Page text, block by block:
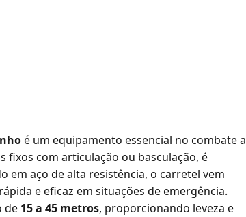
é um equipamento essencial no combate a
fixos com articulação ou basculação, é
em aço de alta resistência, o carretel vem
e eficaz em situações de emergência.
de 15 a 45 metros, proporcionando leveza e